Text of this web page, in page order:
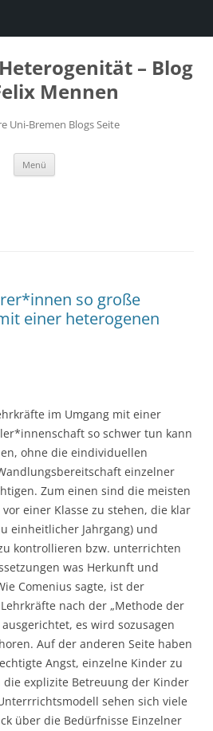
– Blog
Mennen
Uni-Bremen Blogs Seite
Menü
so große
einer heterogenen
im Umgang mit einer
so schwer tun kann
ohne die eindividuellen
einzelner
Zum einen sind die meisten
einer Klasse zu stehen, die klar
einheitlicher Jahrgang) und
kontrollieren bzw. unterrichten
was Herkunft und
Comenius sagte, ist der
nach der „Methode der
es wird sozusagen
Auf der anderen Seite haben
Angst, einzelne Kinder zu
die explizite Betreuung der Kinder
sehen sich viele
über die Bedürfnisse Einzelner